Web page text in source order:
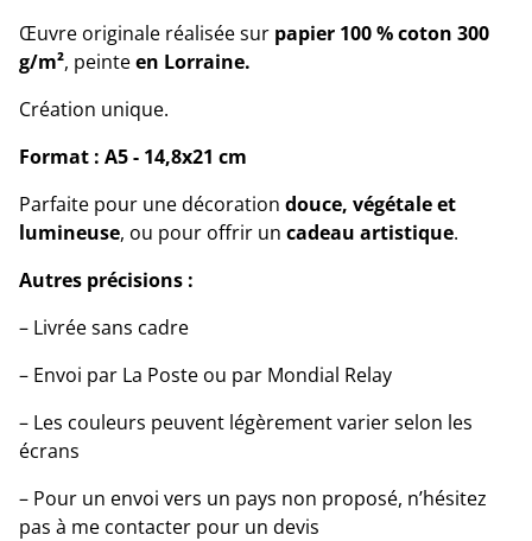
Œuvre originale réalisée sur papier 100 % coton 300
g/m², peinteen Lorraine.
Création unique.
Format : A5 - 14,8x21 cm
Parfaite pour une décoration douce, végétale et
lumineuse, ou pour offrir un cadeau artistique.
Autres précisions :
– Livrée sans cadre
– Envoi par La Poste ou par Mondial Relay
– Les couleurs peuvent légèrement varier selon les
écrans
– Pour un envoi vers un pays non proposé, n’hésitez
pas à me contacter pour un devis